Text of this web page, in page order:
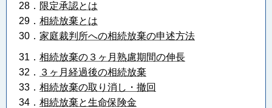
28． 限定承認とは
29． 相続放棄とは
30． 家庭裁判所への相続放棄の申述方法
31． 相続放棄の３ヶ月熟慮期間の伸長
32．
３ヶ月経過後の相続放棄
33． 相続放棄の取り消し・撤回
34． 相続放棄と生命保険金